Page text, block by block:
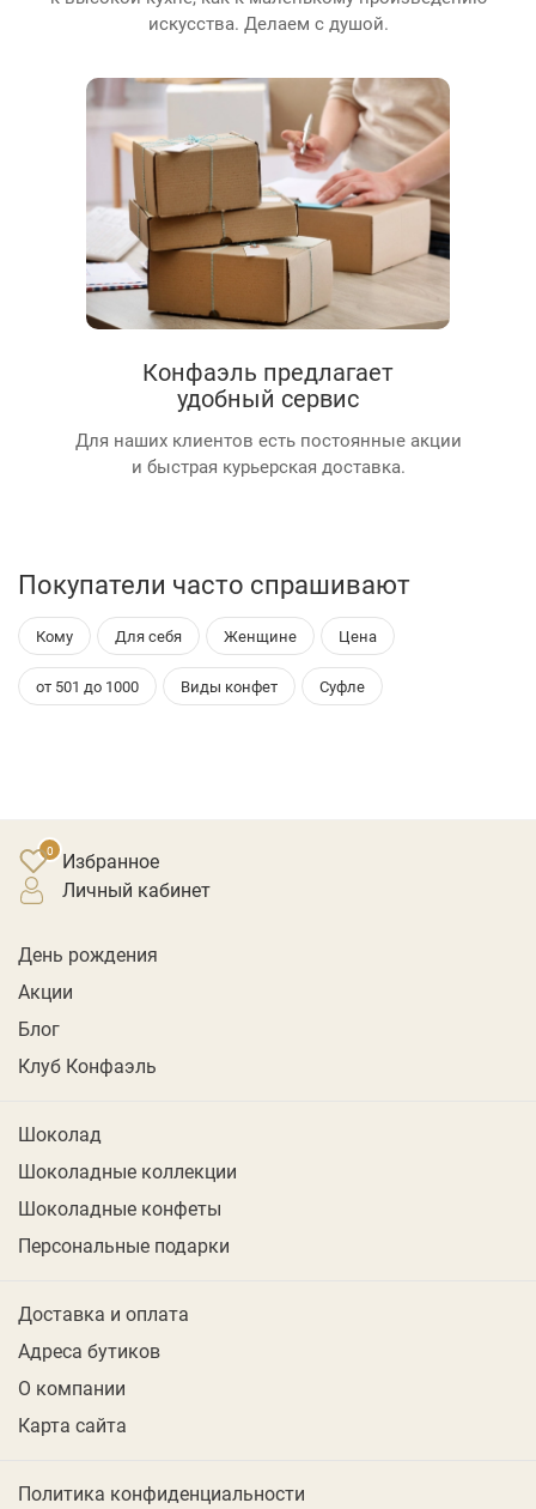
искусства. Делаем с душой.
Конфаэль предлагает
удобный сервис
Для наших клиентов есть постоянные акции
и быстрая курьерская доставка.
Покупатели часто спрашивают
Кому Для себя Женщине Цена
от 501 до 1000 Виды конфет Суфле
Избранное
личный кабинет
День рождения
Акции
Блог
Клуб Конфаэль
Шоколад
Шоколадные коллекции
Шоколадные конфеты
Персональные подарки
Доставка и оплата
Адреса бутиков
О компании
Карта сайта
Политика конфиденциальности